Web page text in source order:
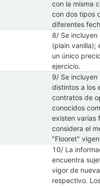
con la misma
con dos tipos
diferentes
8/ Se incluyen
(plain vanilla);
un único
ejercicio.
9/ Se
distintos a los
contratos de
conocidos
existen varias
considera el
"Flooret"
10/ La
encuentra
vigor de
respectivo.